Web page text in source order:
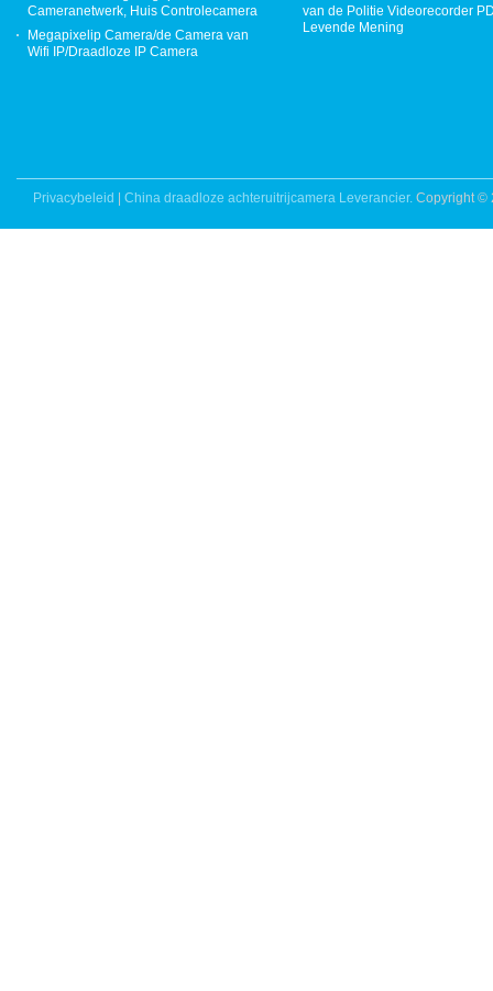
Cameranetwerk, Huis Controlecamera
Megapixelip Camera/de Camera van
Wifi IP/Draadloze IP Camera
van de Politie Videorecorder
Levende Mening
Privacybeleid | China draadloze achteruitrijcamera Leverancier. Copyright ©